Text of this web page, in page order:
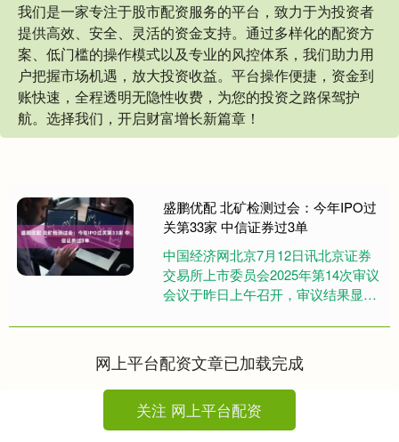
我们是一家专注于股市配资服务的平台，致力于为投资者
提供高效、安全、灵活的资金支持。通过多样化的配资方
案、低门槛的操作模式以及专业的风控体系，我们助力用
户把握市场机遇，放大投资收益。平台操作便捷，资金到
账快速，全程透明无隐性收费，为您的投资之路保驾护
航。选择我们，开启财富增长新篇章！
盛鹏优配 北矿检测过会：今年IPO过
关第33家 中信证券过3单
中国经济网北京7月12日讯北京证券
交易所上市委员会2025年第14次审议
会议于昨日上午召开，审议结果显
简称“北矿检测”)符合发....
网上平台配资文章已加载完成
关注 网上平台配资